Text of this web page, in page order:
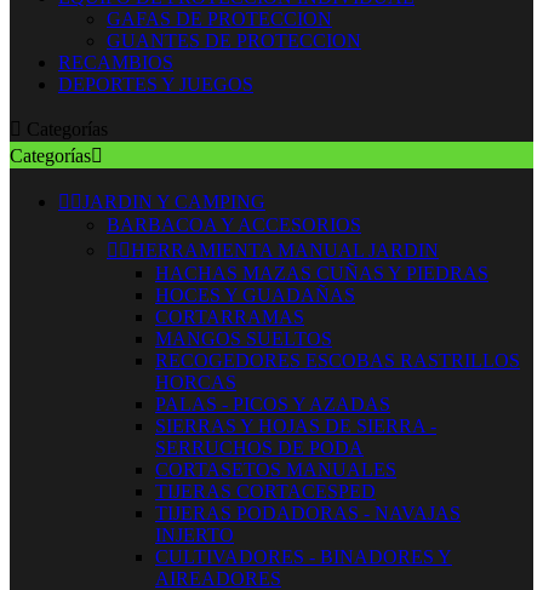
GAFAS DE PROTECCION
GUANTES DE PROTECCION
RECAMBIOS
DEPORTES Y JUEGOS
 Categorías
Categorías
 JARDIN Y CAMPING
BARBACOA Y ACCESORIOS
 HERRAMIENTA MANUAL JARDIN
HACHAS MAZAS CUÑAS Y PIEDRAS
HOCES Y GUADAÑAS
CORTARRAMAS
MANGOS SUELTOS
RECOGEDORES ESCOBAS RASTRILLOS
HORCAS
PALAS - PICOS Y AZADAS
SIERRAS Y HOJAS DE SIERRA -
SERRUCHOS DE PODA
CORTASETOS MANUALES
TIJERAS CORTACESPED
TIJERAS PODADORAS - NAVAJAS
INJERTO
CULTIVADORES - BINADORES Y
AIREADORES